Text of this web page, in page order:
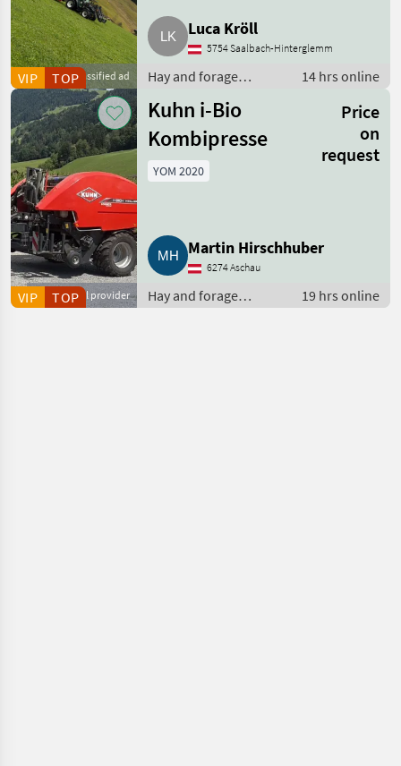
Classified ad
VIP TOP
Luca Kröll
5754 Saalbach-Hinterglemm
Hay and forage
loader wagons
14 hrs online
Commercial provider
VIP TOP
Kuhn i-Bio
Kombipresse
Price
on
request
YOM 2020
Martin Hirschhuber
6274 Aschau
Hay and forage
equipment / Pressing-
19 hrs online